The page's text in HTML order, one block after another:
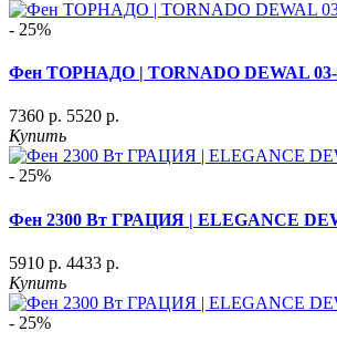
- 25%
Фен ТОРНАДО | TORNADO DEWAL 03-
7360 р. 5520 р.
Купить
- 25%
Фен 2300 Вт ГРАЦИЯ | ELEGANCE
5910 р. 4433 р.
Купить
- 25%